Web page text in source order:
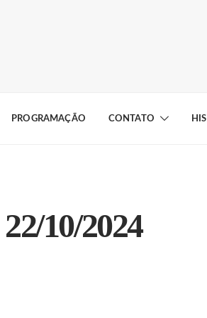
PROGRAMAÇÃO CONTATO
10/2024